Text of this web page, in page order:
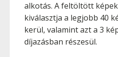
alkotás. A feltöltött
kiválasztja a legjobb 40
kerül, valamint azt a 3
díjazásban részesül.